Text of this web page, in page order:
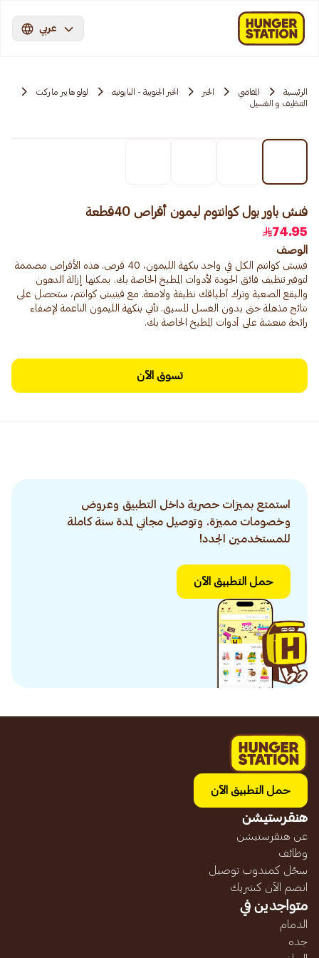
عربي
الرئيسية المقاضي الخبر الخبر الجنوبية - البايونيه
لولو هايبر ماركت
التنظيف و الغسيل
فنش باور بول كوانتوم ليمون أقراص 40قطعة
74.95
الوصف
فينيش كوانتم الكل في واحد بنكهة الليمون، 40 قرص. هذه الأقراص مصممة
لتوفير تنظيف فائق الجودة لأدوات المطبخ الخاصة بك. يمكنها إزالة الدهون
والبقع الصعبة وترك أطباقك نظيفة ولامعة. مع فينيش كوانتم، ستحصل على
نتائج مذهلة حتى بدون الغسل المسبق. تأتي بنكهة الليمون الناعمة لإضفاء
رائحة منعشة على أدوات المطبخ الخاصة بك.
تسوق الآن
استمتع بميزات حصرية داخل التطبيق وعروض
وخصومات مميزة. وتوصيل مجاني لمدة سنة كاملة
للمستخدمين الجدد!
حمل التطبيق الآن
حمل التطبيق الآن
هنقرستيشن
عن هنقرستيشن
وظائف
سجّل كمندوب توصيل
انضم الآن كشريك
متواجدين في
الدمام
جده